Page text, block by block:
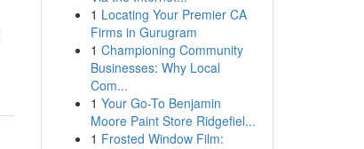
1 Locating Your Premier CA
Firms in Gurugram
1 Championing Community
Businesses: Why Local
Com...
1 Your Go-To Benjamin
Moore Paint Store Ridgefiel...
1 Frosted Window Film: